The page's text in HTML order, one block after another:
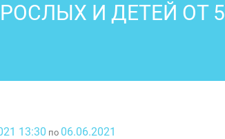
И ДЕТЕЙ ОТ 5
13:30 по 06.06.2021